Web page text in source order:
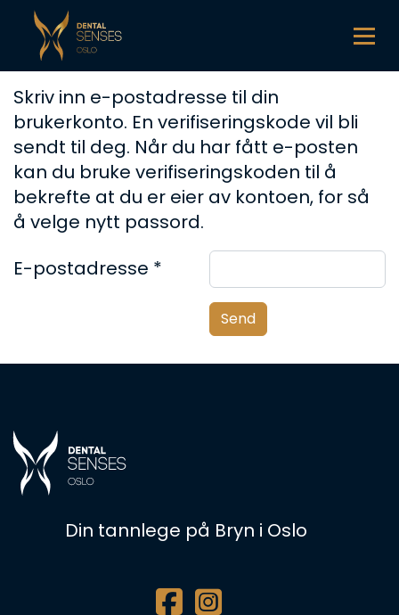
Skriv inn e-postadresse til din
brukerkonto. En verifiseringskode vil bli
sendt til deg. Når du har fått e-posten
kan du bruke verifiseringskoden til å
bekrefte at du er eier av kontoen, for så
å velge nytt passord.
E-postadresse *
Send
Din tannlege på Bryn i Oslo